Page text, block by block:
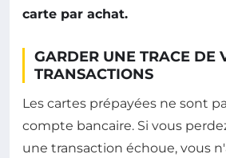
carte par achat.
GARDER UNE TRACE DE
TRANSACTIONS
Les cartes prépayées ne sont
compte bancaire. Si vous
une transaction échoue, vous